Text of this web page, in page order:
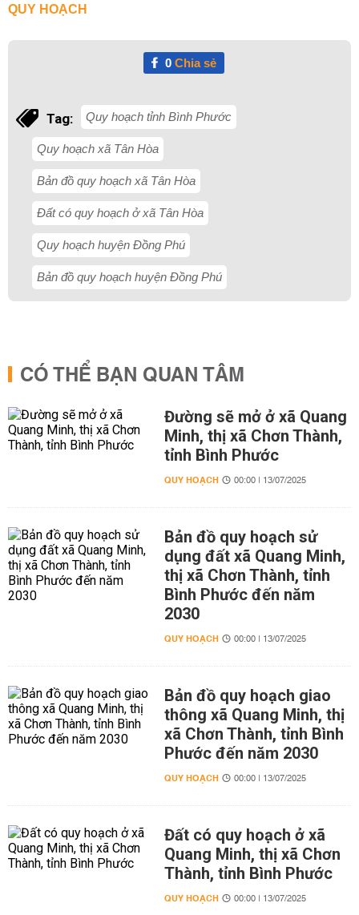
QUY HOẠCH
0Chia sẻ
Tag: Quy hoạch tỉnh Bình Phước
Quy hoạch xã Tân Hòa
Bản đồ quy hoạch xã Tân Hòa
Đất có quy hoạch ở xã Tân Hòa
Quy hoạch huyện Đồng Phú
Bản đồ quy hoạch huyện Đồng Phú
CÓ THỂ BẠN QUAN TÂM
Đường sẽ mở ở xã Quang
Minh, thị xã Chơn Thành,
tỉnh Bình Phước
QUY HOẠCH 00:00 | 13/07/2025
Bản đồ quy hoạch sử
dụng đất xã Quang Minh,
thị xã Chơn Thành, tỉnh
Bình Phước đến năm
2030
QUY HOẠCH 00:00 | 13/07/2025
Bản đồ quy hoạch giao
thông xã Quang Minh, thị
xã Chơn Thành, tỉnh Bình
Phước đến năm 2030
QUY HOẠCH 00:00 | 13/07/2025
Đất có quy hoạch ở xã
Quang Minh, thị xã Chơn
Thành, tỉnh Bình Phước
QUY HOẠCH 00:00 | 13/07/2025